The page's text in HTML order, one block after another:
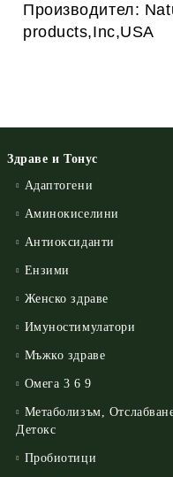
Производител:
products,Inc,USA
Здраве и Тонус
Адаптогени
Аминокиселини
Антиоксиданти
Ензими
Женско здраве
Имуностимулатори
Мъжко здраве
Омега 3 6 9
Метаболизъм,
Детокс
Пробиотици